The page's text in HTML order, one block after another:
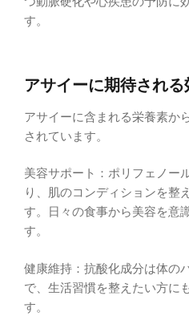
す。
アサイーに期待される
アサイーに含まれる栄養素か
されています。
美容サポート：ポリフェノー
り、肌のコンディションを整
す。日々の食事から美容を意
す。
健康維持：抗酸化成分は体の
で、生活習慣を整えたい方に
す。